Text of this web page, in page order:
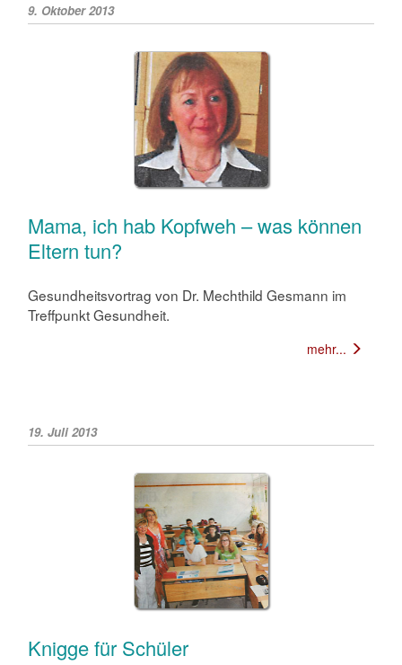
9. Oktober 2013
Mama, ich hab Kopfweh – was können
Eltern tun?
Gesundheitsvortrag von Dr. Mechthild Gesmann im
Treffpunkt Gesundheit.
mehr...
19. Juli 2013
Knigge für Schüler